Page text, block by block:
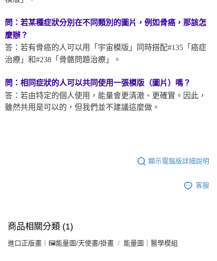
問：若某種症狀分別在不同類別的圖片，例如骨癌，那該怎
麼辦？
答：若有骨癌的人可以用「宇宙模版」同時搭配#135「癌症
治療」和#238「骨骼問題治療」。
問：相同症狀的人可以共同使用一張模版（圖片）嗎？
答：若由特定的個人使用，能量會更清澈、更確實。因此，
雖然共用是可以的，但我們並不建議這麼做。
顯示電腦版詳細說明
客服
商品相關分類 (1)
進口正版畫｜🖼️能量圖/天使畫/掛畫 能量圖｜醫學模組